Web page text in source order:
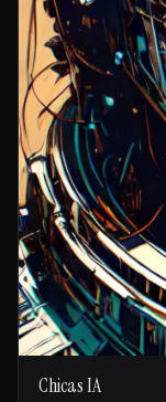
Chicas IA